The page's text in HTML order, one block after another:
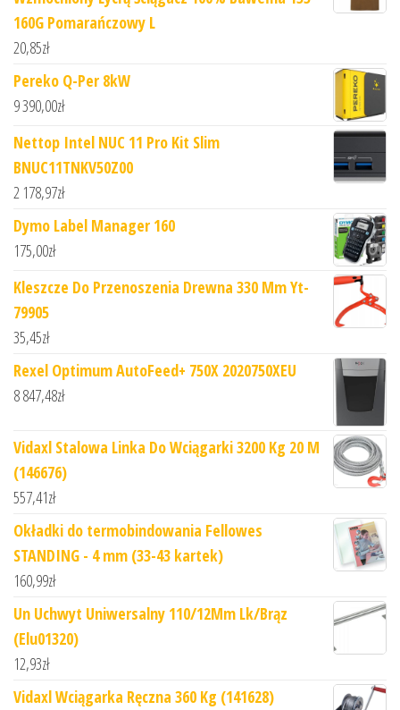
160G Pomarańczowy L
20,85zł
Pereko Q-Per 8kW
9 390,00zł
Nettop Intel NUC 11 Pro Kit Slim
BNUC11TNKV50Z00
2 178,97zł
Dymo Label Manager 160
175,00zł
Kleszcze Do Przenoszenia Drewna 330 Mm Yt-
79905
35,45zł
Rexel Optimum AutoFeed+ 750X 2020750XEU
8 847,48zł
Vidaxl Stalowa Linka Do Wciągarki 3200 Kg 20 M
(146676)
557,41zł
Okładki do termobindowania Fellowes
STANDING - 4 mm (33-43 kartek)
160,99zł
Un Uchwyt Uniwersalny 110/12Mm Lk/Brąz
(Elu01320)
12,93zł
Vidaxl Wciągarka Ręczna 360 Kg (141628)